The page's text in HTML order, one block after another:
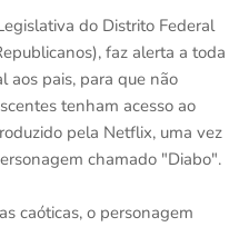
do Distrito Federal
faz alerta a toda
aos pais, para que não
tenham acesso ao
pela Netflix, uma vez
chamado "Diabo".
caóticas, o personagem